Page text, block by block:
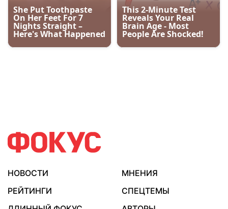
НОВОСТИ
МНЕНИЯ
РЕЙТИНГИ
СПЕЦТЕМЫ